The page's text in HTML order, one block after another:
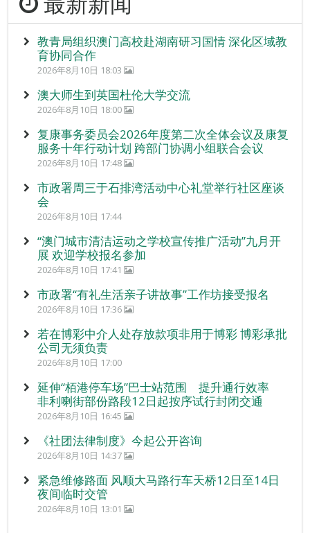
教青局组织澳门高校赴湖南研习国情 深化区域教
育协同合作
2026年8月10日 18:03
澳大师生到英国杜伦大学交流
2026年8月10日 18:00
复康事务委员会2026年度第二次全体会议及康复
服务十年行动计划 跨部门协调小组联合会议
2026年8月10日 17:48
市政署周三于石排湾活动中心礼堂举行社区座谈
会
2026年8月10日 17:44
“澳门城市清洁运动之学校宣传推广活动”九月开
展 欢迎学校报名参加
2026年8月10日 17:41
市政署“有礼生活亲子讲故事”工作坊接受报名
2026年8月10日 17:36
若在博彩中介人处存放款项非用于博彩 博彩承批
公司无须负责
2026年8月10日 17:00
延伸“栢港停车场”巴士站范围 提升通行效率
非利喇街部份路段12日起按序试行封闭交通
2026年8月10日 16:45
《社团法律制度》今起公开咨询
2026年8月10日 14:37
紧急维修路面 风顺大马路行车天桥12日至14日
夜间临时交管
2026年8月10日 13:01